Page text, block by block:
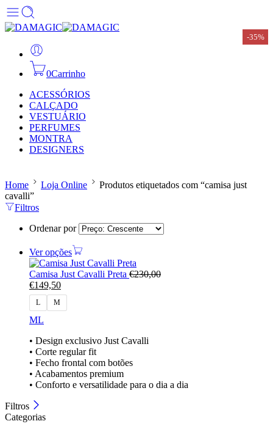
0Carrinho
ACESSÓRIOS
CALÇADO
VESTUÁRIO
PERFUMES
MONTRA
DESIGNERS
Home Loja Online
Produtos etiquetados com “camisa just
cavalli”
Filtros
Ordenar por
-35%
Ver opções
Camisa Just Cavalli Preta €230,00
€149,50
L M
ML
• Design exclusivo Just Cavalli
• Corte regular fit
• Fecho frontal com botões
• Acabamentos premium
• Conforto e versatilidade para o dia a dia
Filtros
Categorias